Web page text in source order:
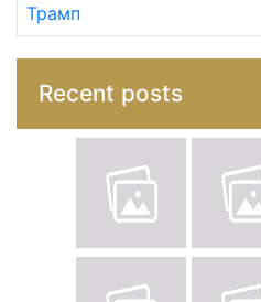
Трамп
Recent posts